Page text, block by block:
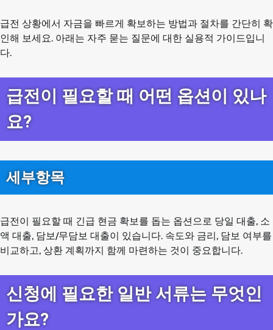
급전 상황에서 자금을 빠르게 확보하는 방법과 절차를 간단히 확
인해 보세요. 아래는 자주 묻는 질문에 대한 실용적 가이드입니
다.
급전이 필요할 때 어떤 옵션이 있나
요?
세부항목
급전이 필요할 때 긴급 현금 확보를 돕는 옵션으로 당일 대출, 소
액 대출, 담보/무담보 대출이 있습니다. 속도와 금리, 담보 여부를
비교하고, 상환 계획까지 함께 마련하는 것이 중요합니다.
신청에 필요한 일반 서류는 무엇인
가요?